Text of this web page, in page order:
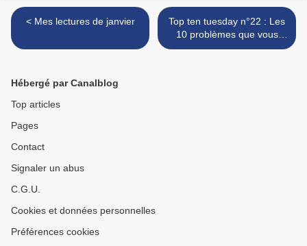
< Mes lectures de janvier
Top ten tuesday n°22 : Les
10 problèmes que vous
avez avec les livres
Hébergé par Canalblog
Top articles
Pages
Contact
Signaler un abus
C.G.U.
Cookies et données personnelles
Préférences cookies